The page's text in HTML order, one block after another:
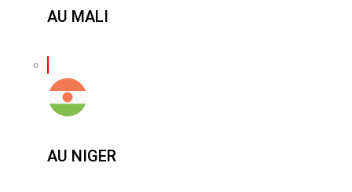
AU MALI
AU NIGER